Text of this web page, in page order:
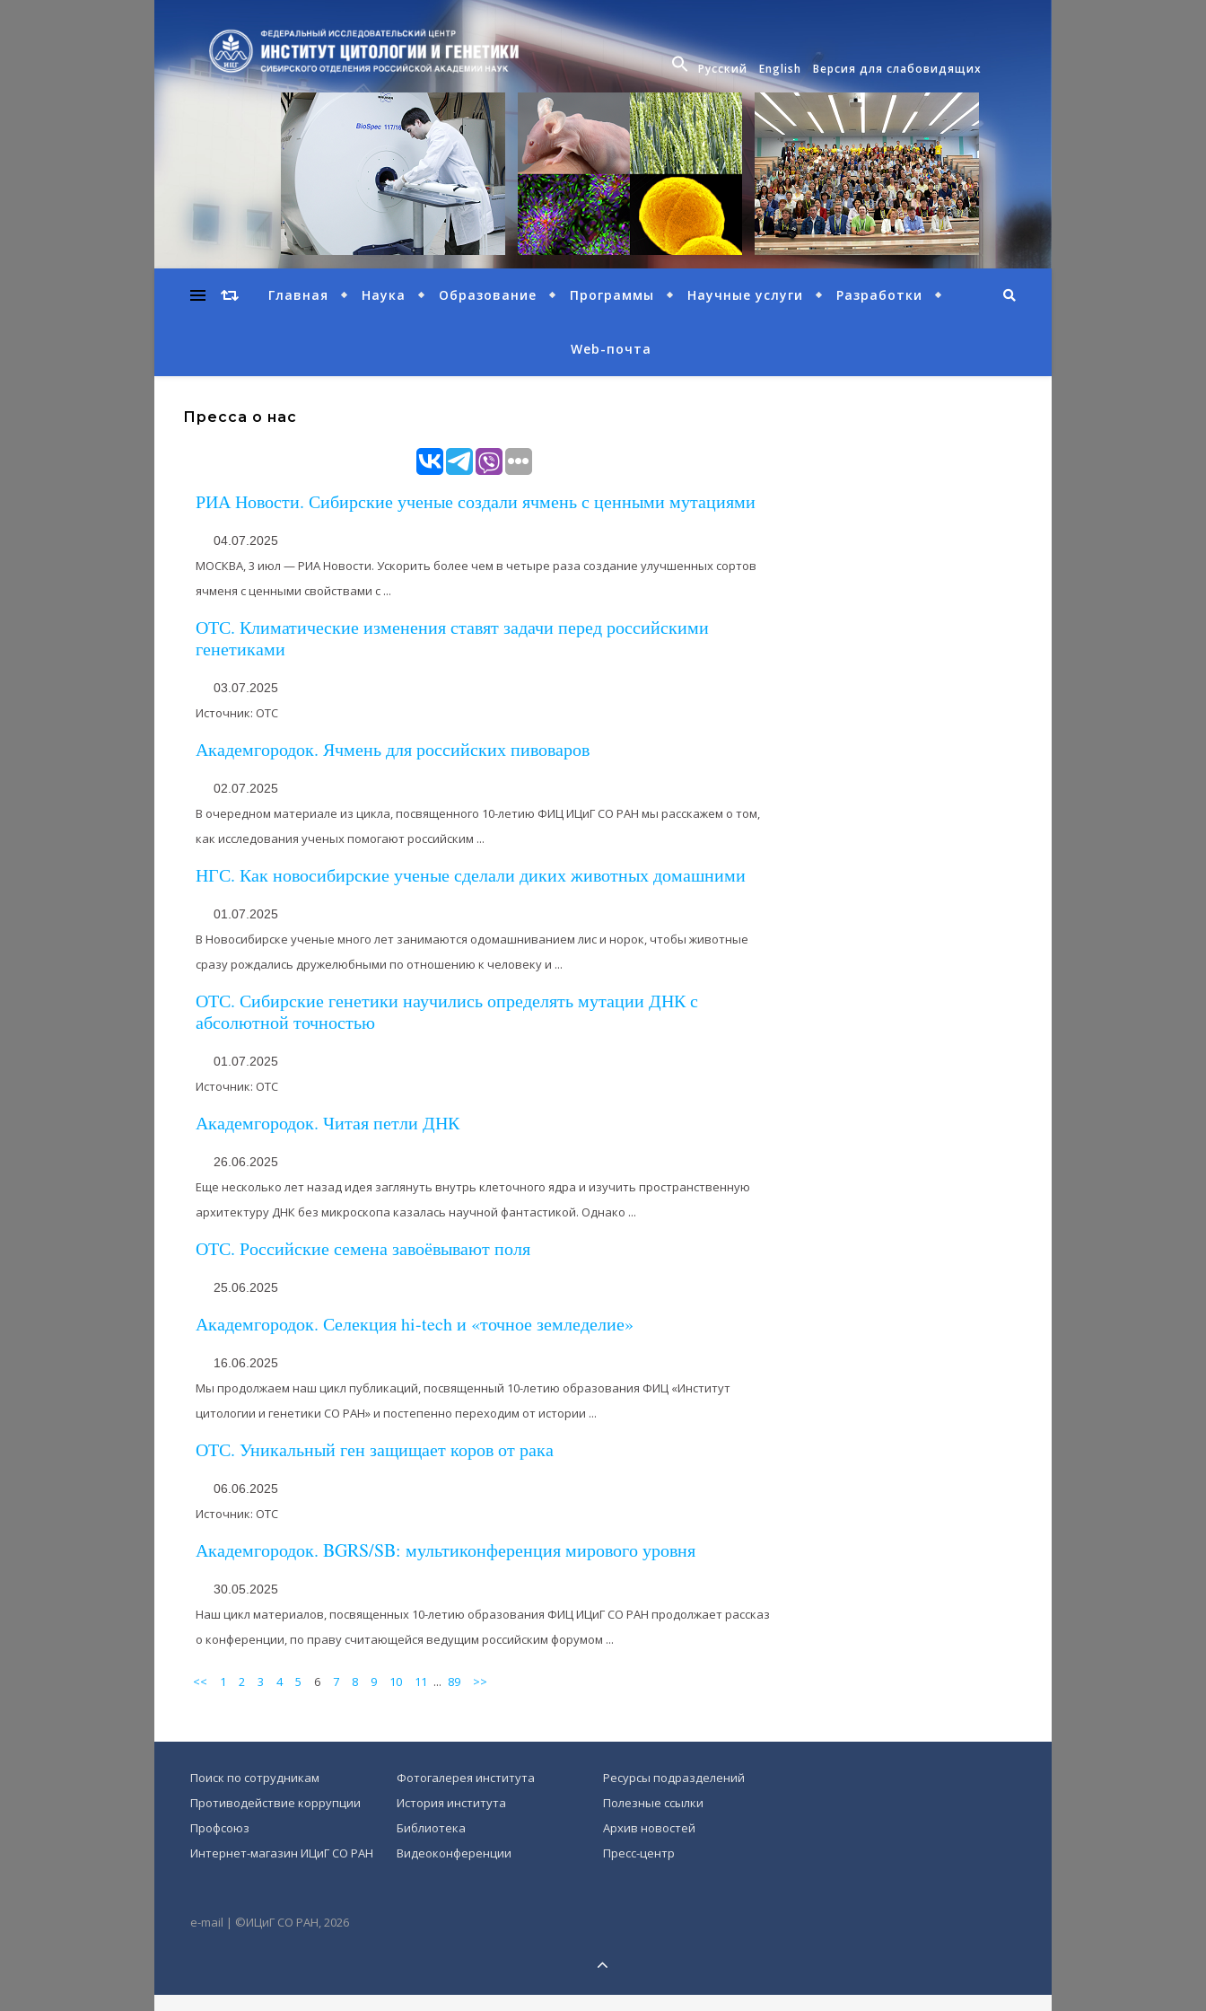
Русский English Версия для слабовидящих
Главная Наука Образование Программы Научные услуги Разработки
Web-почта
Пресса о нас
РИА Новости. Сибирские ученые создали ячмень с ценными мутациями
04.07.2025
МОСКВА, 3 июл — РИА Новости. Ускорить более чем в четыре раза создание улучшенных сортов
ячменя с ценными свойствами с ...
ОТС. Климатические изменения ставят задачи перед российскими
генетиками
03.07.2025
Источник: ОТС
Академгородок. Ячмень для российских пивоваров
02.07.2025
В очередном материале из цикла, посвященного 10-летию ФИЦ ИЦиГ СО РАН мы расскажем о том,
как исследования ученых помогают российским ...
НГС. Как новосибирские ученые сделали диких животных домашними
01.07.2025
В Новосибирске ученые много лет занимаются одомашниванием лис и норок, чтобы животные
сразу рождались дружелюбными по отношению к человеку и ...
ОТС. Сибирские генетики научились определять мутации ДНК с
абсолютной точностью
01.07.2025
Источник: ОТС
Академгородок. Читая петли ДНК
26.06.2025
Еще несколько лет назад идея заглянуть внутрь клеточного ядра и изучить пространственную
архитектуру ДНК без микроскопа казалась научной фантастикой. Однако ...
ОТС. Российские семена завоёвывают поля
25.06.2025
Академгородок. Селекция hi-tech и «точное земледелие»
16.06.2025
Мы продолжаем наш цикл публикаций, посвященный 10-летию образования ФИЦ «Институт
цитологии и генетики СО РАН» и постепенно переходим от истории ...
ОТС. Уникальный ген защищает коров от рака
06.06.2025
Источник: ОТС
Академгородок. BGRS/SB: мультиконференция мирового уровня
30.05.2025
Наш цикл материалов, посвященных 10-летию образования ФИЦ ИЦиГ СО РАН продолжает рассказ
о конференции, по праву считающейся ведущим российским форумом ...
<< 1 2 3 4 5 6 7 8 9 10 11 ... 89 >>
Поиск по сотрудникам
Противодействие коррупции
Профсоюз
Интернет-магазин ИЦиГ СО РАН
Фотогалерея института
История института
Библиотека
Видеоконференции
Ресурсы подразделений
Полезные ссылки
Архив новостей
Пресс-центр
e-mail | ©ИЦиГ СО РАН, 2026